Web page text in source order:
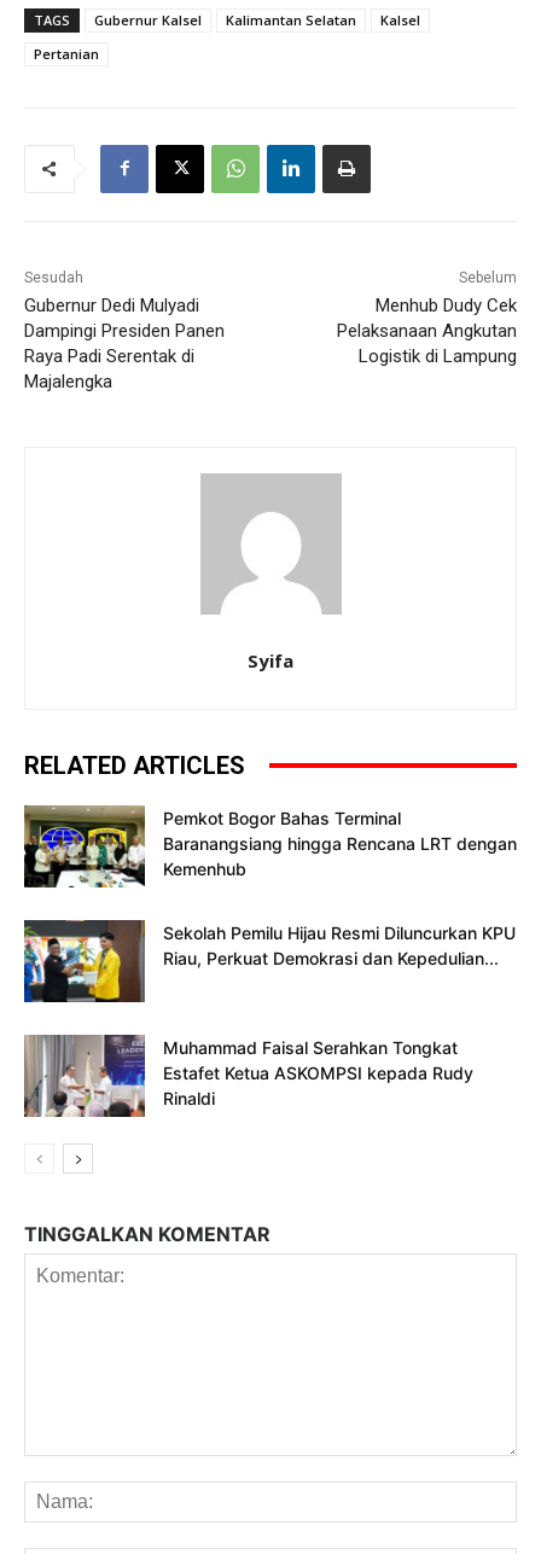
TAGS Gubernur Kalsel Kalimantan Selatan
Kalsel
Pertanian
Sesudah
Gubernur Dedi Mulyadi
Dampingi Presiden Panen
Raya Padi Serentak di
Majalengka
Sebelum
Menhub Dudy Cek
Pelaksanaan Angkutan
Logistik di Lampung
Syifa
RELATED ARTICLES
Pemkot Bogor Bahas Terminal
Baranangsiang hingga Rencana LRT dengan
Kemenhub
Sekolah Pemilu Hijau Resmi Diluncurkan KPU
Riau, Perkuat Demokrasi dan Kepedulian...
Muhammad Faisal Serahkan Tongkat
Estafet Ketua ASKOMPSI kepada Rudy
Rinaldi
TINGGALKAN KOMENTAR